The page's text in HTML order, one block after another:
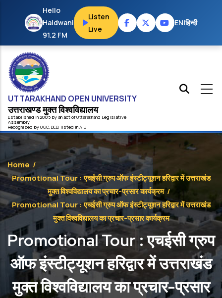
Skip to main content
Hello
Haldwani
91.2 FM
Listen
Live
EN|हिन्दी
UTTARAKHAND OPEN UNIVERSITY
उत्तराखण्ड मुक्त विश्‍वविद्यालय
Established in 2005 by an act ofUttarakhand Legislative
Assembly
Recognized byUGC, DEB, listed inAIU
Home /
Promotional Tour : एचईसी ग्रुप ऑफ इंस्टीट्यूशन हरिद्वार में उत्तराखंड
मुक्त विश्वविद्यालय का प्रचार-प्रसार कार्यक्रम /
Promotional Tour : एचईसी ग्रुप ऑफ इंस्टीट्यूशन हरिद्वार में उत्तराखंड
मुक्त विश्वविद्यालय का प्रचार-प्रसार कार्यक्रम
Promotional Tour : एचईसी ग्रुप
ऑफ इंस्टीट्यूशन हरिद्वार में उत्तराखंड
मुक्त विश्वविद्यालय का प्रचार-प्रसार